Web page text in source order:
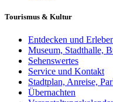
Tourismus & Kultur
Entdecken und
Museum, Stadthalle,
Sehenswertes
Service und Kontakt
Stadtplan, Anreise,
Übernachten